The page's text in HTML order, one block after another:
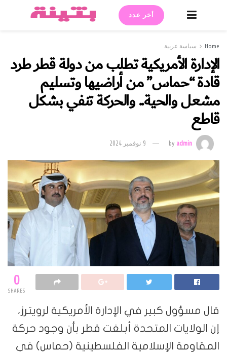
أخر عدد
Home سياسة عربية
الإدارة الأمريكية تطلب من دولة قطر طرد
قادة “حماس” من أراضيها وتسليم
مشعل والحية.. والحركة تنفي بشكل
قاطع
byadmin 9 نوفمبر 2024
0
SHARES
قال مسؤول كبير في الإدارة الأمريكية لرويترز،
إن الولايات المتحدة أبلغت قطر بأن وجود حركة
المقاومة الإسلامية الفلسطينية (حماس) في